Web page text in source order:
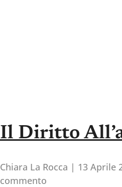
Il Diritto
Chiara La Rocca 13 Aprile
commento